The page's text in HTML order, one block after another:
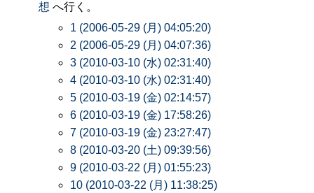
想 へ行く。
1 (2006-05-29 (月) 04:05:20)
2 (2006-05-29 (月) 04:07:36)
3 (2010-03-10 (水) 02:31:40)
4 (2010-03-10 (水) 02:31:40)
5 (2010-03-19 (金) 02:14:57)
6 (2010-03-19 (金) 17:58:26)
7 (2010-03-19 (金) 23:27:47)
8 (2010-03-20 (土) 09:39:56)
9 (2010-03-22 (月) 01:55:23)
10 (2010-03-22 (月) 11:38:25)